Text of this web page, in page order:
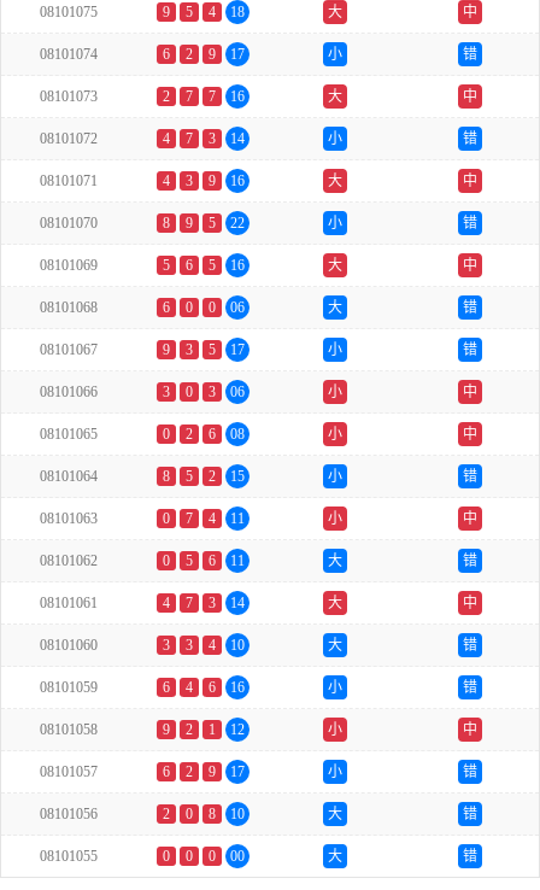
08101075 9 5 4 18 大 中
08101074 6 2 9 17 小 错
08101073 2 7 7 16 大 中
08101072 4 7 3 14 小 错
08101071 4 3 9 16 大 中
08101070 8 9 5 22 小 错
08101069 5 6 5 16 大 中
08101068 6 0 0 06 大 错
08101067 9 3 5 17 小 错
08101066 3 0 3 06 小 中
08101065 0 2 6 08 小 中
08101064 8 5 2 15 小 错
08101063 0 7 4 11 小 中
08101062 0 5 6 11 大 错
08101061 4 7 3 14 大 中
08101060 3 3 4 10 大 错
08101059 6 4 6 16 小 错
08101058 9 2 1 12 小 中
08101057 6 2 9 17 小 错
08101056 2 0 8 10 大 错
08101055 0 0 0 00 大 错